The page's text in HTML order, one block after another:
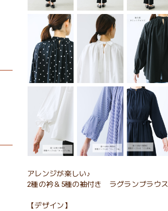
アレンジが楽しい♪
2種の衿＆5種の袖付き ラグランブラウス
【デザイン】